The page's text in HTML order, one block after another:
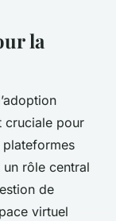
la
cruciale pour
plateformes
un rôle central
de
virtuel